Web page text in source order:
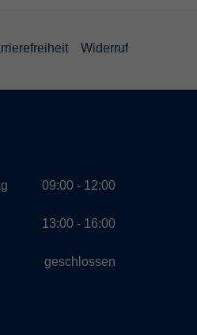
Widerruf
09:00 - 12:00
13:00 - 16:00
geschlossen